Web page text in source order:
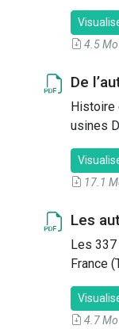
4.5 Mo
De
Histoire
usines
17.1
Les
Les 337
France
4.7 Mo